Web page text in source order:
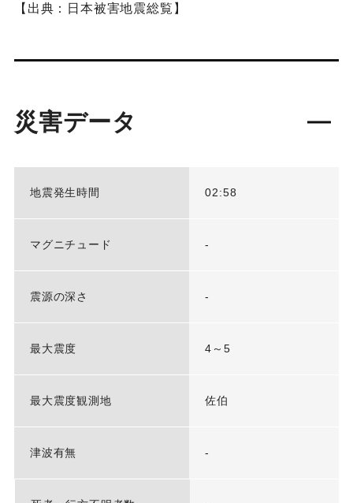
【出典：日本被害地震総覧】
災害データ
地震発生時間 02:58
マグニチュード -
震源の深さ -
最大震度 4～5
最大震度観測地 佐伯
津波有無 -